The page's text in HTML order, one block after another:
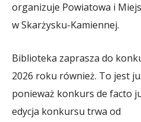
organizuje Powiatowa i
w Skarżysku-Kamiennej.
Biblioteka zaprasza do
2026 roku również. To jest
ponieważ konkurs de facto
edycja konkursu trwa od